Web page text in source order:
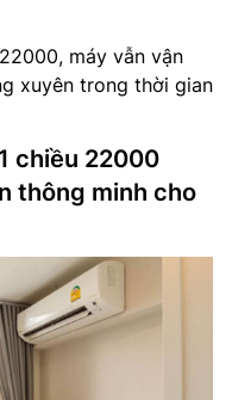
máy vẫn vận
xuyên trong thời gian
chiều 22000
thông minh cho